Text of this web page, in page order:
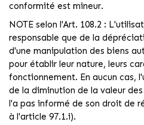
conformité est mineur.
NOTE selon l'Art. 108.2 :
responsable que de la
d'une manipulation des biens
pour établir leur nature, leurs
fonctionnement. En aucun cas,
de la diminution de la valeur
l'a pas informé de son droit de
à l'article 97.1.i).